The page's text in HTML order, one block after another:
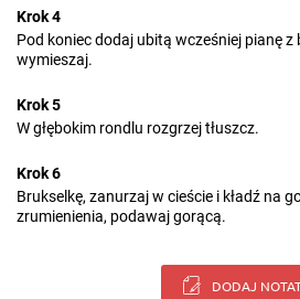
Krok 4
Pod koniec dodaj ubitą wcześniej pianę z
wymieszaj.
Krok 5
W głębokim rondlu rozgrzej tłuszcz.
Krok 6
Brukselkę, zanurzaj w cieście i kładź na
zrumienienia, podawaj gorącą.
DODAJ